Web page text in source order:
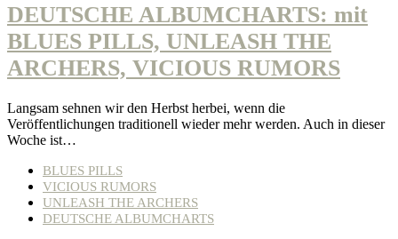
DEUTSCHE ALBUMCHARTS: mit
BLUES PILLS, UNLEASH THE
ARCHERS, VICIOUS RUMORS
Langsam sehnen wir den Herbst herbei, wenn die
Veröffentlichungen traditionell wieder mehr werden. Auch in dieser
Woche ist…
BLUES PILLS
VICIOUS RUMORS
UNLEASH THE ARCHERS
DEUTSCHE ALBUMCHARTS